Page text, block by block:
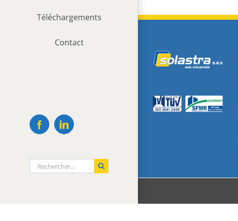
Téléchargements
Contact
FacebookLinkedIn
Rechercher: